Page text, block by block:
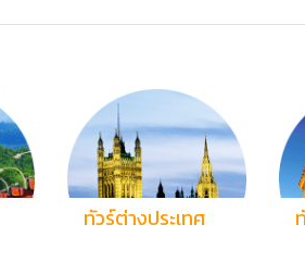
ทัวร์ต่างประเทศ